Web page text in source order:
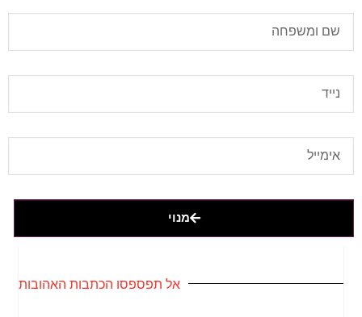
מנוי
אל תפספסו הכתבות האהובות